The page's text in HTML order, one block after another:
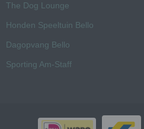
The Dog Lounge
Honden Speeltuin Bello
Dagopvang Bello
Sporting Am-Staff